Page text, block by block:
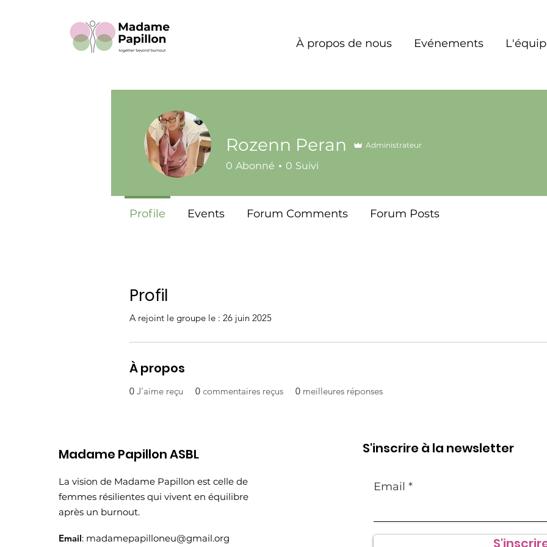
À propos de nous Evénements
Profil
A rejoint le groupe le : 26 juin 2025
À propos
0 J'aime reçu 0 commentaires reçus 0 meilleures réponses
Rozenn Peran Administrateur
0 Abonné 0 Suivi
Profile Events Forum Comments Forum Posts
Madame Papillon ASBL
La vision de Madame Papillon est celle de
femmes résilientes qui vivent en équilibre
après un burnout.
Email: madamepapilloneu@gmail.org
S'inscrire à la newsletter
Email